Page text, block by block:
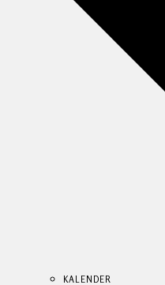
BANMÖTEN
KALENDER
KALENDER